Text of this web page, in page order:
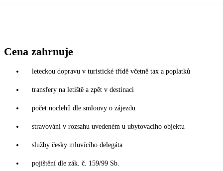
Cena zahrnuje
leteckou dopravu v turistické třídě včetně tax a poplatků
transfery na letiště a zpět v destinaci
počet noclehů dle smlouvy o zájezdu
stravování v rozsahu uvedeném u ubytovacího objektu
služby česky mluvícího delegáta
pojištění dle zák. č. 159/99 Sb.